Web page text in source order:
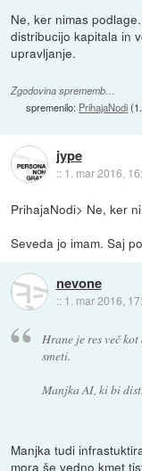
Ne, ker nimas
distribucijo kapitala in
upravljanje.
Zgodovina sprememb…
spremenilo: PrihajaNodi(
jype
:: 1. mar 2016,
PrihajaNodi> Ne, ker
Seveda jo imam. Saj
nevone
:: 1. mar 2016,
Hrane je res več
smeti.
Manjka AI, ki bi
Manjka tudi
mora še vedno kmet